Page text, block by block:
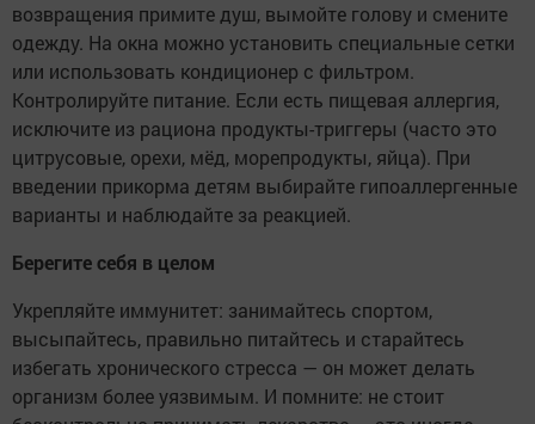
возвращения примите душ, вымойте голову и смените
одежду. На окна можно установить специальные сетки
или использовать кондиционер с фильтром.
Контролируйте питание. Если есть пищевая аллергия,
исключите из рациона продукты-триггеры (часто это
цитрусовые, орехи, мёд, морепродукты, яйца). При
введении прикорма детям выбирайте гипоаллергенные
варианты и наблюдайте за реакцией.
Берегите себя в целом
Укрепляйте иммунитет: занимайтесь спортом,
высыпайтесь, правильно питайтесь и старайтесь
избегать хронического стресса — он может делать
организм более уязвимым. И помните: не стоит